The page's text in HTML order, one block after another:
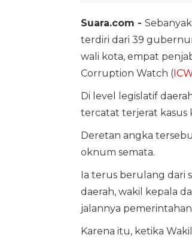
Suara.com -
terdiri dari 39
wali kota, empat
Corruption Watch (
Di level legislatif
tercatat terjerat kasus
Deretan angka
oknum semata.
Ia terus berulang dari
daerah, wakil kepala
jalannya
Karena itu, ketika